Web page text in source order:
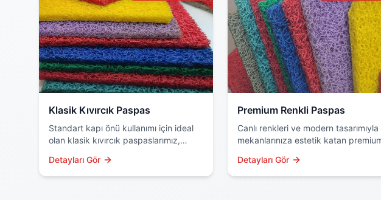
Klasik Kıvırcık Paspas
Standart kapı önü kullanımı için ideal
olan klasik kıvırcık paspaslarımız,
özellikleriyle dikkat çeker. Dayanıklı
PVC malzemeden üretilir.
Detayları Gör
Premium Renkli Paspas
Canlı renkleri ve modern tasarımıyla
mekanlarınıza estetik katan
hammadde ve özel boyama
kullanılır.
Detayları Gör